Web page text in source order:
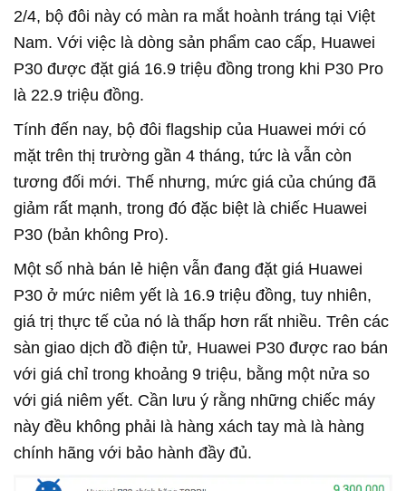
2/4, bộ đôi này có màn ra mắt hoành tráng tại Việt
Nam. Với việc là dòng sản phẩm cao cấp, Huawei
P30 được đặt giá 16.9 triệu đồng trong khi P30 Pro
là 22.9 triệu đồng.
Tính đến nay, bộ đôi flagship của Huawei mới có
mặt trên thị trường gần 4 tháng, tức là vẫn còn
tương đối mới. Thế nhưng, mức giá của chúng đã
giảm rất mạnh, trong đó đặc biệt là chiếc Huawei
P30 (bản không Pro).
Một số nhà bán lẻ hiện vẫn đang đặt giá Huawei
P30 ở mức niêm yết là 16.9 triệu đồng, tuy nhiên,
giá trị thực tế của nó là thấp hơn rất nhiều. Trên các
sàn giao dịch đồ điện tử, Huawei P30 được rao bán
với giá chỉ trong khoảng 9 triệu, bằng một nửa so
với giá niêm yết. Cần lưu ý rằng những chiếc máy
này đều không phải là hàng xách tay mà là hàng
chính hãng với bảo hành đầy đủ.